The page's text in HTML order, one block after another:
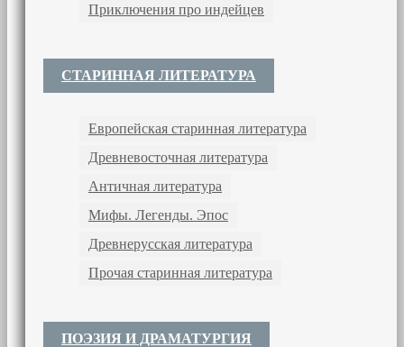
Приключения про индейцев
СТАРИННАЯ ЛИТЕРАТУРА
Европейская старинная литература
Древневосточная литература
Античная литература
Мифы. Легенды. Эпос
Древнерусская литература
Прочая старинная литература
ПОЭЗИЯ И ДРАМАТУРГИЯ